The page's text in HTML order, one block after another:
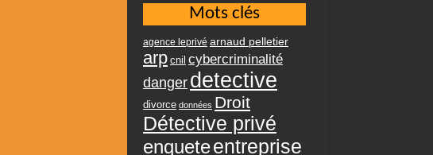
Mots clés
agence leprivé arnaud pelletier
arp cnil cybercriminalité
danger detective
divorce données Droit
Détective privé
enqueteentreprise